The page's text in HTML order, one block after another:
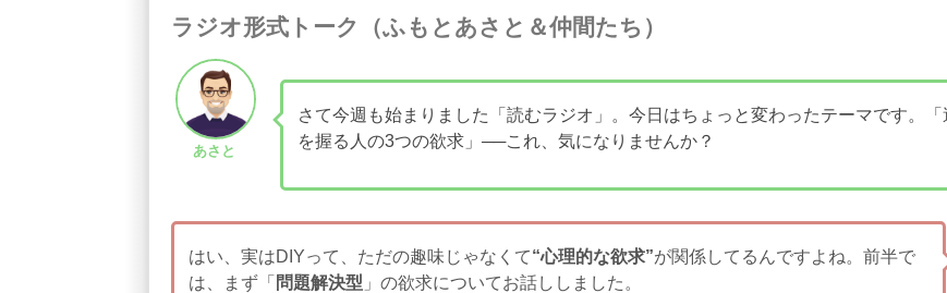
ラジオ形式トーク（ふもとあさと＆仲間たち）
あさと
さて今週も始まりました「読むラジオ」。今日はちょっと変わったテーマです。
を握る人の3つの欲求」──これ、気になりませんか？
はい、実はDIYって、ただの趣味じゃなくて“心理的な欲求”が関係してるんですよね。前半で
は、まず「 問題解決型 」の欲求についてお話ししました。